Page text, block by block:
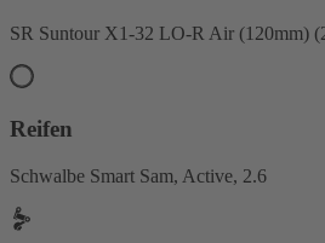
SR Suntour X1-32 LO-R Air (120mm)
Reifen
Schwalbe Smart Sam, Active, 2.6